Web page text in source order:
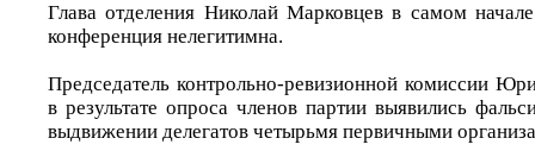
Глава отделения Николай Марковцев в самом
конференция нелегитимна.
Председатель контрольно-ревизионной комиссии
в результате опроса членов партии выявились
выдвижении делегатов четырьмя первичными